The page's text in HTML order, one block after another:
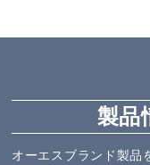
製品
オーエスブランド製品